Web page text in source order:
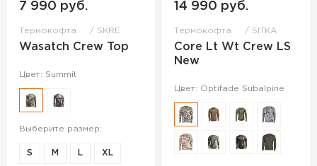
7 990 руб.
Термокофта SKRE
Wasatch Crew Top
Цвет: Summit
Выберите размер:
S M L XL
14 990 руб.
Термокофта SITKA
Core Lt Wt Crew LS
New
Цвет: Optifade Subalpine